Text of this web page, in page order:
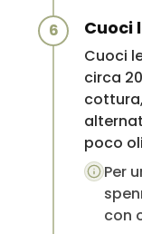
6 Cuoci
Cuoci
circa
poco
Per
con